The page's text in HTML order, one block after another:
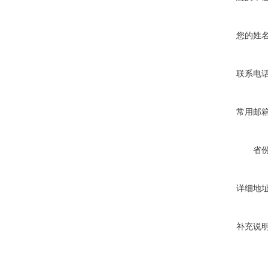
您的姓
联系电
常用邮
省
详细地
补充说